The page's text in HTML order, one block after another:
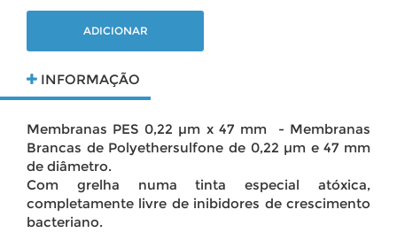
ADICIONAR
INFORMAÇÃO
Membranas PES 0,22 µm x 47 mm ​ - Membranas
Brancas de Polyethersulfone de 0,22 µm e 47 mm
de diâmetro.
Com grelha numa tinta especial atóxica,
completamente livre de inibidores de crescimento
bacteriano.